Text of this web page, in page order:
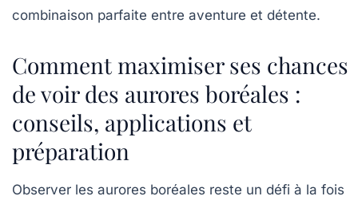
combinaison parfaite entre aventure et détente.
Comment maximiser ses chances
de voir des aurores boréales :
conseils, applications et
préparation
Observer les aurores boréales reste un défi à la fois